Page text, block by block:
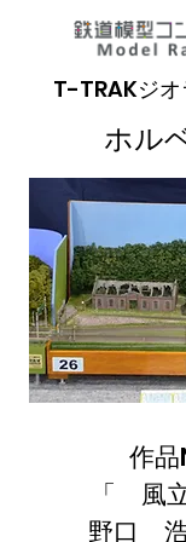
T-TRAKジオ
ホル
作
「 風
野口